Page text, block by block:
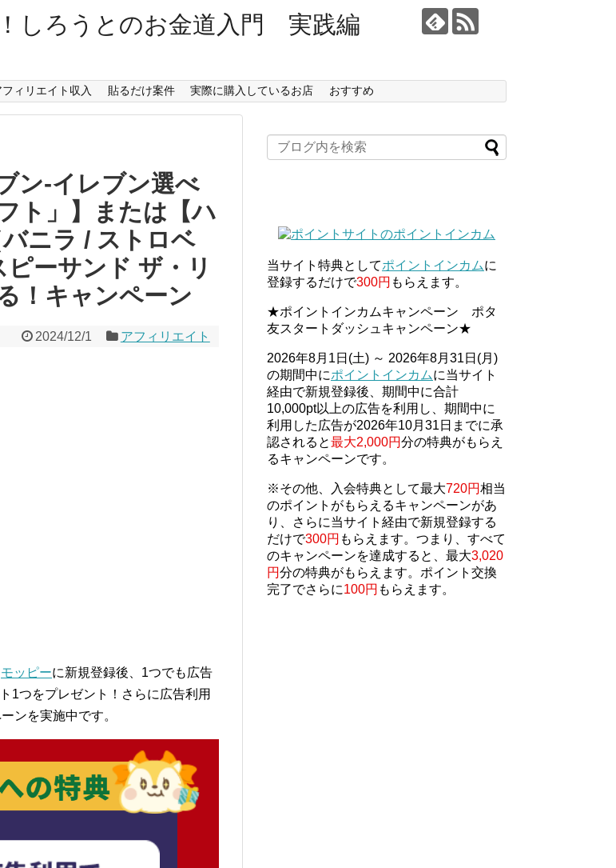
しろうとのお金道入門 実践編
フィリエイト収入 貼るだけ案件 実際に購入しているお店 おすすめ
ン‐イレブン選べ
ト」】または【ハ
ニラ / ストロベ
ーサンド ザ・リ
！キャンペーン
2024/12/1 アフィリエイト
モッピーに新規登録後、1つでも広告
1つをプレゼント！さらに広告利用
ンを実施中です。
当サイト特典としてポイントインカムに
登録するだけで300円 もらえます。
★ポイントインカムキャンペーン ポタ
友スタートダッシュキャンペーン★
2026年8月1日(土) ～ 2026年8月31日(月)
の期間中にポイントインカムに当サイト
経由で新規登録後、期間中に合計
10,000pt以上の広告を利用し、期間中に
利用した広告が2026年10月31日までに承
認されると最大2,000円分の特典がもらえ
るキャンペーンです。
※その他、入会特典として最大720円相当
のポイントがもらえるキャンペーンがあ
り、さらに当サイト経由で新規登録する
だけで300円 もらえます。つまり、すべて
のキャンペーンを達成すると、最大3,020
円分の特典がもらえます。ポイント交換
完了でさらに100円 もらえます。